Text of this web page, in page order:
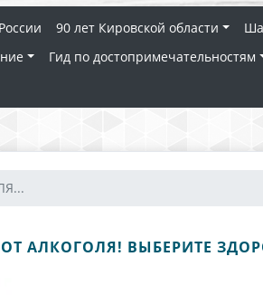
90 лет Кировской области
Гид по достопримечательностям
АЛКОГОЛЯ! ВЫБЕРИТЕ